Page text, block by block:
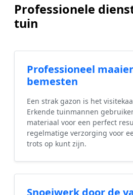
Professionele
tuin
Professioneel
bemesten
Een strak gazon is het
Erkende tuinmannen
materiaal voor een perfect
regelmatige verzorging voor
trots op kunt zijn.
Snoeiwerk door de